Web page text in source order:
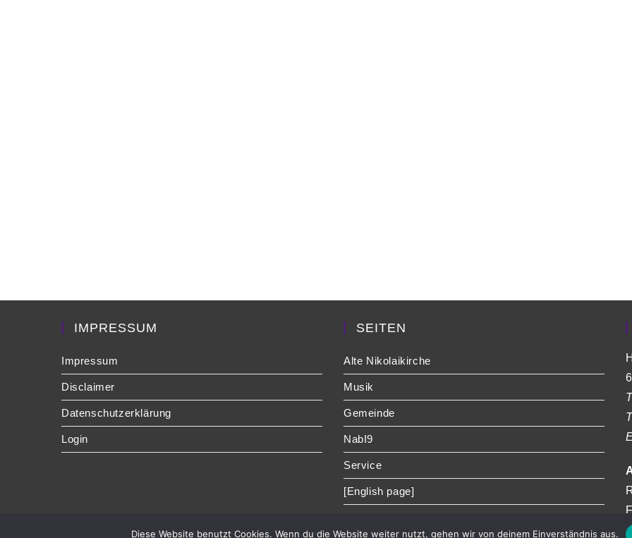
IMPRESSUM
Impressum
Disclaimer
Datenschutzerklärung
Login
SEITEN
Alte Nikolaikirche
Musik
Gemeinde
NabI9
Service
[English page]
Diese Website benutzt Cookies. Wenn du die Website weiter nutzt, gehen wir von deinem Einverständnis aus.